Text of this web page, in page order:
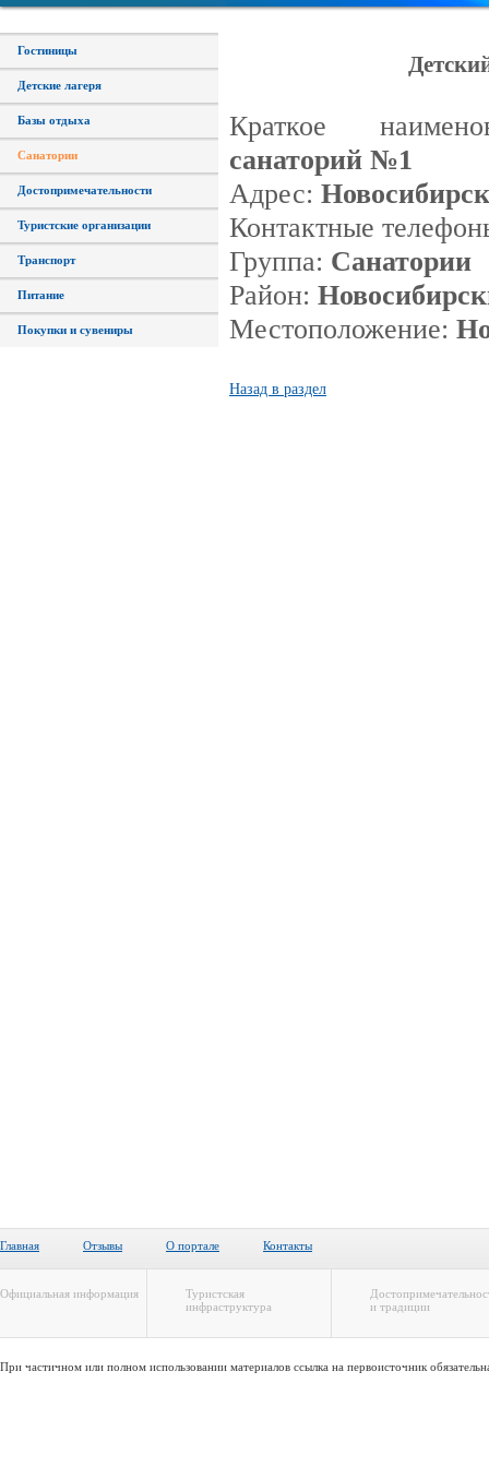
Гостиницы
Детские лагеря
Базы отдыха
Санатории
Достопримечательности
Туристские организации
Транспорт
Питание
Покупки и сувениры
Краткое
санаторий №1
Адрес:
Контактные
Группа: Санатории
Район:
Местоположение:
Назад в раздел
Главная Отзывы О портале Контакты
Официальная информация
Туристская
инфраструктура
и традиции
При частичном или полном использовании материалов ссылка на первоисточник